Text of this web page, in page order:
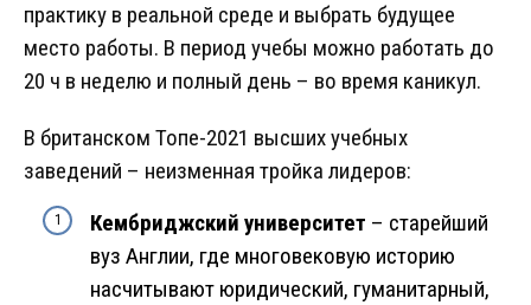
практику в реальной среде и выбрать будущее
место работы. В период учебы можно работать до
20 ч в неделю и полный день – во время каникул.
В британском Топе-2021 высших учебных
заведений – неизменная тройка лидеров:
Кембриджский университет – старейший
вуз Англии, где многовековую историю
насчитывают юридический, гуманитарный,